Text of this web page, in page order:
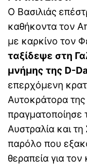
Ο Βασιλιάς
καθήκοντα τον
με καρκίνο τον
ταξίδεψε στη
μνήμης της D-
επερχόμενη
Αυτοκράτορα της
πραγματοποίησε
Αυστραλία και
παρόλο που
θεραπεία για